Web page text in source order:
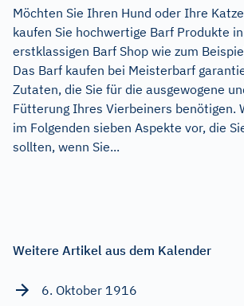
Möchten Sie Ihren Hund oder Ihre
kaufen Sie hochwertige Barf Produkte
erstklassigen Barf Shop wie zum
Das Barf kaufen bei Meisterbarf
Zutaten, die Sie für die ausgewogene
Fütterung Ihres Vierbeiners benötigen.
im Folgenden sieben Aspekte vor, die
sollten, wenn Sie...
Weitere Artikel aus dem Kalender
6. Oktober 1916